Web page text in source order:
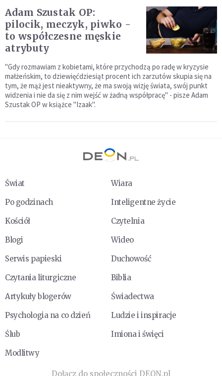
Adam Szustak OP:
pilocik, meczyk, piwko -
to współczesne męskie
atrybuty
"Gdy rozmawiam z kobietami, które przychodzą po radę w kryzysie
małżeńskim, to dziewięćdziesiąt procent ich zarzutów skupia się na
tym, że mąż jest nieaktywny, że ma swoją wizję świata, swój punkt
widzenia i nie da się z nim wejść w żadną współpracę" - pisze Adam
Szustak OP w książce "Izaak".
Świat
Wiara
Po godzinach
Inteligentne życie
Kościół
Czytelnia
Blogi
Wideo
Serwis papieski
Duchowość
Czytania liturgiczne
Biblia
Artykuły blogerów
Świadectwa
Psychologia na co dzień
Ludzie i inspiracje
Ślub
Imiona i święci
Modlitwy
Dołącz do społeczności DEON.pl